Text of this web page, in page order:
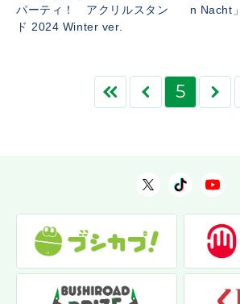
パーティ！ アクリルスタン
ド 2024 Winter ver.
n Nacht
5